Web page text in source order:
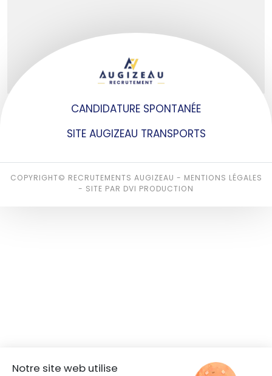
CANDIDATURE SPONTANÉE
SITE AUGIZEAU TRANSPORTS
COPYRIGHT© RECRUTEMENTS AUGIZEAU - MENTIONS LÉGALES
- SITE PAR DVI PRODUCTION